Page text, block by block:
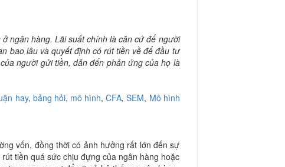
ngân hàng. Lãi suất chính là căn cứ để người
bao lâu và quyết định có rút tiền về để đầu tư
người gửi tiền, dẫn đến phản ứng của họ là
hay, bảng hỏi, mô hình,CFA,SEM, Mô hình
vốn, đồng thời có ảnh hưởng rất lớn đến sự
tiền quá sức chịu đựng của ngân hàng hoặc